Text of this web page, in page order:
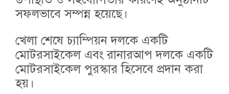
সফলভাবে সম্পন্ন হয়েছে।
খেলা শেষে চ্যাম্পিয়ন দলকে একটি
মোটরসাইকেল এবং রানারআপ দলকে একটি
মোটরসাইকেল পুরস্কার হিসেবে প্রদান করা
হয়।